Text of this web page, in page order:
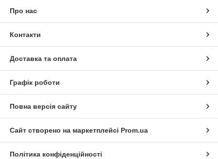
Про нас
Контакти
Доставка та оплата
Графік роботи
Повна версія сайту
Сайт створено на маркетплейсі Prom.ua
Політика конфіденційності